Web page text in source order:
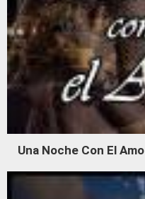
Una Noche Con El Amo